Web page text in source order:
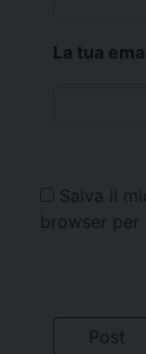
La tua
Salva il
browser per